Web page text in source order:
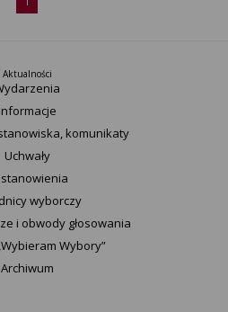
Aktualności
Informacje
komunikaty
Uchwały
wyborczy
i obwody głosowania
Wybory”
Archiwum